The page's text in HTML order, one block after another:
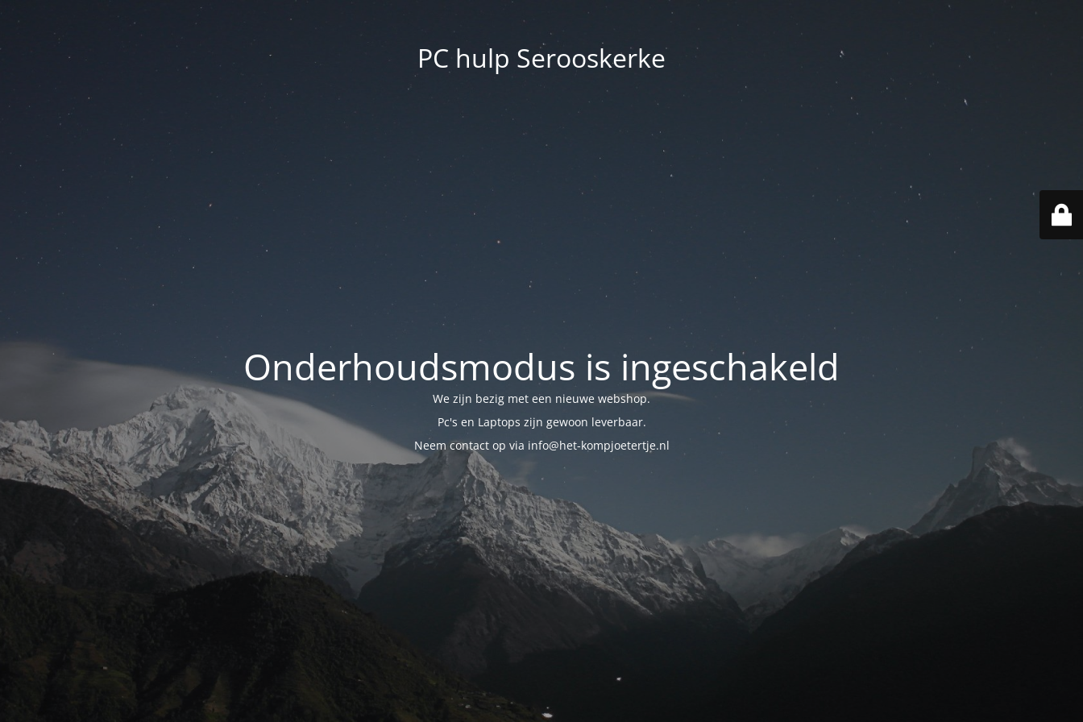
PC hulp Serooskerke
Onderhoudsmodus is ingeschakeld
We zijn bezig met een nieuwe webshop.
Pc's en Laptops zijn gewoon leverbaar.
Neem contact op via info@het-kompjoetertje.nl